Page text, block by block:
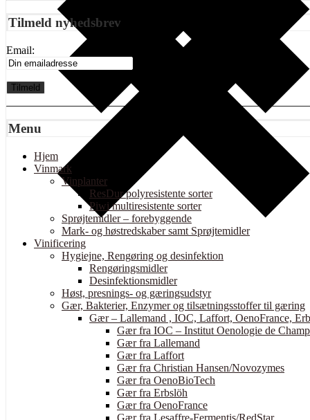
Tilmeld nyhedsbrev
Email:
Menu
Hjem
Vinmark
Vinplanter
ResDur polyresistente sorter
Piwi multiresistente sorter
Sprøjtemidler – forebyggende
Mark- og høstredskaber samt Sprøjtemidler
Vinificering
Hygiejne, Rengøring og desinfektion
Rengøringsmidler
Desinfektionsmidler
Høst, presnings- og gæringsudstyr
Gær, Bakterier, Enzymer og tilsætningsstoffer til gæring
Gær – Lallemand , IOC, Laffort, OenoFrance,
Gær fra IOC – Institut Oenologie de
Gær fra Lallemand
Gær fra Laffort
Gær fra Christian Hansen/Novozymes
Gær fra OenoBioTech
Gær fra Erbslöh
Gær fra OenoFrance